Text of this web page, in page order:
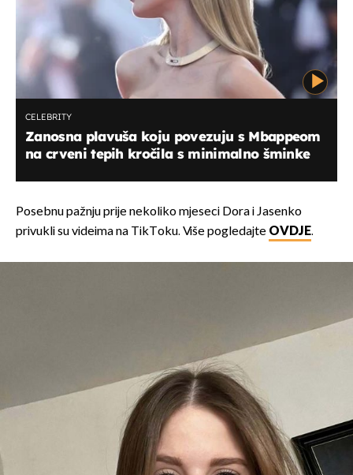
CELEBRITY
Zanosna plavuša koju povezuju s Mbappeom
na crveni tepih kročila s minimalno šminke
Posebnu pažnju prije nekoliko mjeseci Dora i Jasenko
privukli su videima na TikToku. Više pogledajte OVDJE.